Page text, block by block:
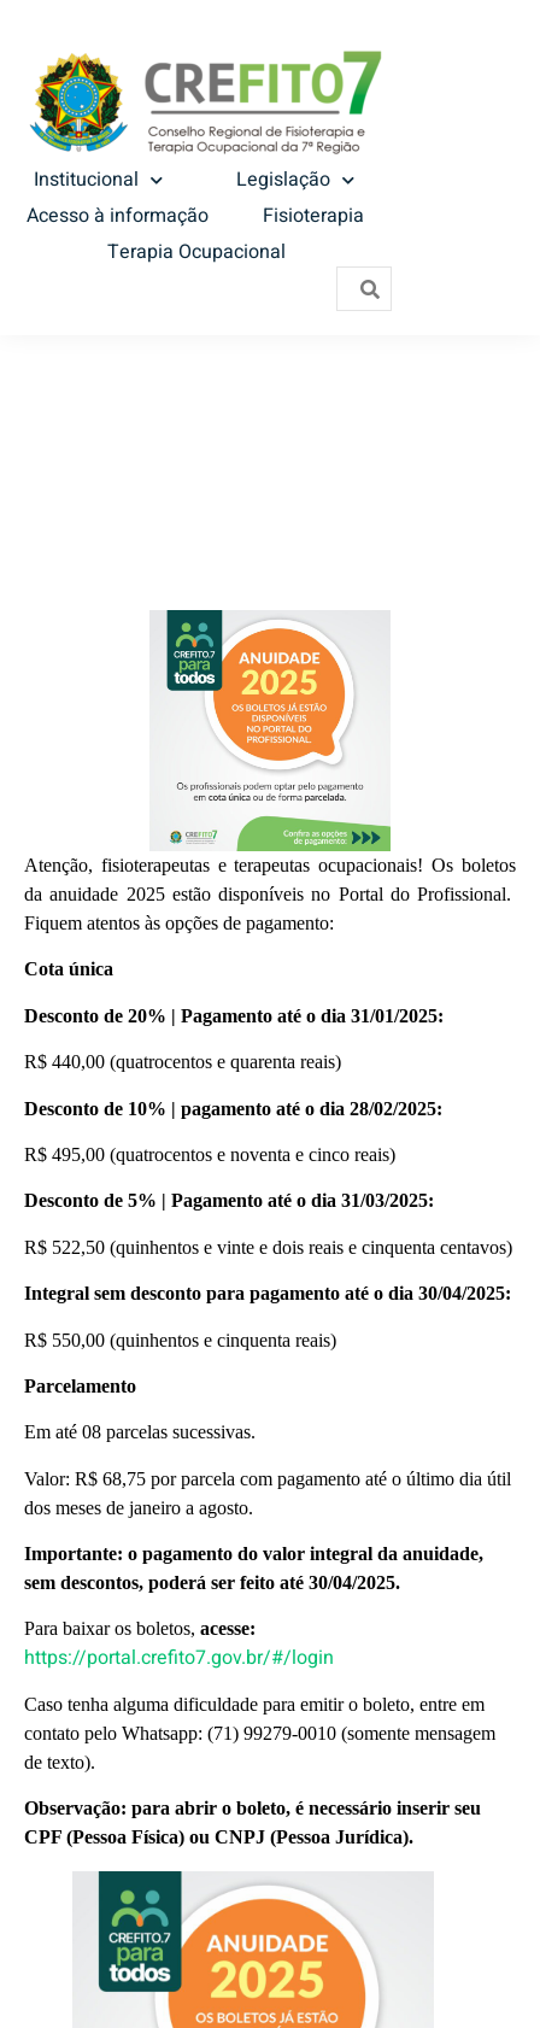
Institucional
Legislação
Acesso à informação
Fisioterapia
Terapia Ocupacional
Atenção, fisioterapeutas e terapeutas ocupacionais! Os boletos
da anuidade 2025 estão disponíveis no Portal do Profissional.
Fiquem atentos às opções de pagamento:
Cota única
Desconto de 20% | Pagamento até o dia 31/01/2025:
R$ 440,00 (quatrocentos e quarenta reais)
Desconto de 10% | pagamento até o dia 28/02/2025:
R$ 495,00 (quatrocentos e noventa e cinco reais)
Desconto de 5% | Pagamento até o dia 31/03/2025:
R$ 522,50 (quinhentos e vinte e dois reais e cinquenta centavos)
Integral sem desconto para pagamento até o dia 30/04/2025:
R$ 550,00 (quinhentos e cinquenta reais)
Parcelamento
Em até 08 parcelas sucessivas.
Valor: R$ 68,75 por parcela com pagamento até o último dia útil
dos meses de janeiro a agosto.
Importante: o pagamento do valor integral da anuidade,
sem descontos, poderá ser feito até 30/04/2025.
Para baixar os boletos, acesse:
https://portal.crefito7.gov.br/#/login
Caso tenha alguma dificuldade para emitir o boleto, entre em
contato pelo Whatsapp: (71) 99279-0010 (somente mensagem
de texto).
Observação: para abrir o boleto, é necessário inserir seu
CPF (Pessoa Física) ou CNPJ (Pessoa Jurídica).